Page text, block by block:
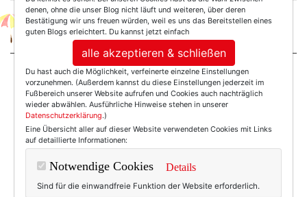
For Women. Not Girls.
Einträge mit dem
Tag: Tankini
denen, ohne die unser Blog nicht läuft und weiteren, über deren
Bestätigung wir uns freuen würden, weil es uns das Bereitstellen eines
guten Blogs erleichtert. Du kannst jetzt einfach
alle akzeptieren & schließen
Du hast auch die Möglichkeit, verfeinerte einzelne Einstellungen
vorzunehmen. (Außerdem kannst du diese Einstellungen jederzeit im
Fußbereich unserer Website aufrufen und Cookies auch nachträglich
wieder abwählen. Ausführliche Hinweise stehen in unserer
Datenschutzerklärung.)
Eine Übersicht aller auf dieser Website verwendeten Cookies mit Links
auf detaillierte Informationen:
Notwendige Cookies Details
Sind für die einwandfreie Funktion der Website erforderlich.